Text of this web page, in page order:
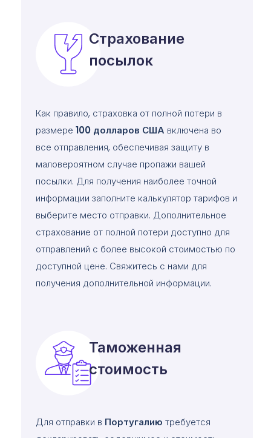
Страхование
посылок
Как правило, страховка от полной потери в
размере 100 долларов США включена во
все отправления, обеспечивая защиту в
маловероятном случае пропажи вашей
посылки. Для получения наиболее точной
информации заполните калькулятор тарифов и
выберите место отправки. Дополнительное
страхование от полной потери доступно для
отправлений с более высокой стоимостью по
доступной цене. Свяжитесь с нами для
получения дополнительной информации.
Таможенная
стоимость
Для отправки в Португалию требуется